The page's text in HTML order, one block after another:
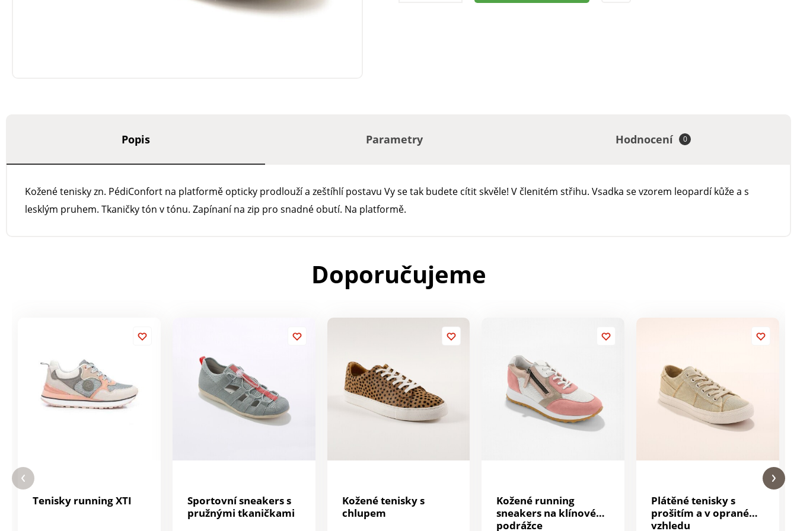
Popis Parametry Hodnocení 0
Kožené tenisky zn. PédiConfort na platformě opticky prodlouží a zeštíhlí postavu Vy se tak budete cítit skvěle! V členitém střihu. Vsadka se vzorem leopardí kůže a s
lesklým pruhem. Tkaničky tón v tónu. Zapínaní na zip pro snadné obutí. Na platformě.
Doporučujeme
Tenisky running XTI
Sportovní sneakers s
pružnými tkaničkami
Kožené tenisky s
chlupem
Kožené running
sneakers na klínové
podrážce
Plátěné tenisky s
prošitím a v opraném
vzhledu